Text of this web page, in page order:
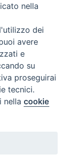
Mons. Agostino
di Castellaneta
nella
dei
avere
e
su
proseguirai
tecnici.
nellacookie